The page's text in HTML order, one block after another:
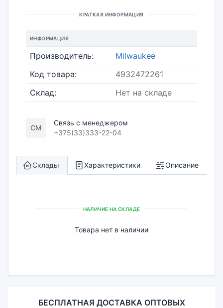
КРАТКАЯ ИНФОРМАЦИЯ
ИНФОРМАЦИЯ
Производитель:
Milwaukee
Код товара:
4932472261
Склад:
Нет на складе
СМ
Связь с менеджером
+375(33)333-22-04
Склады Характеристики Описание
НАЛИЧИЕ НА СКЛАДЕ
Товара нет в наличии
БЕСПЛАТНАЯ ДОСТАВКА ОПТОВЫХ